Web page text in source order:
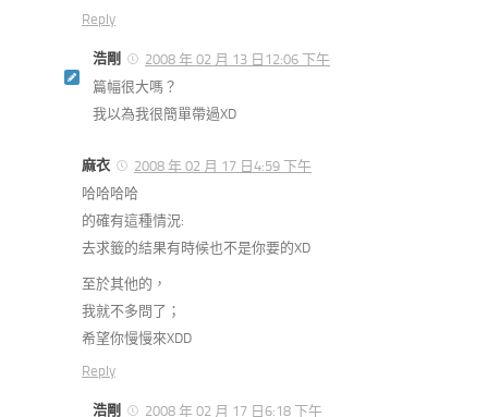
Reply
浩剛
2008 年 02 月 13 日12:06 下午
篇幅很大嗎？
我以為我很簡單帶過XD
麻衣
2008 年 02 月 17 日4:59 下午
哈哈哈哈
的確有這種情況:
去求籤的結果有時候也不是你要的XD
至於其他的，
我就不多問了；
希望你慢慢來XDD
Reply
浩剛 2008 年 02 月 17 日6:18 下午